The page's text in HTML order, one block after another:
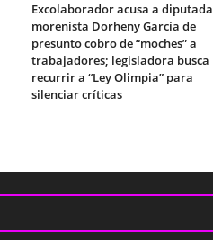
Excolaborador acusa a diputada
morenista Dorheny García de
presunto cobro de “moches” a
trabajadores; legisladora busca
recurrir a “Ley Olimpia” para
silenciar críticas